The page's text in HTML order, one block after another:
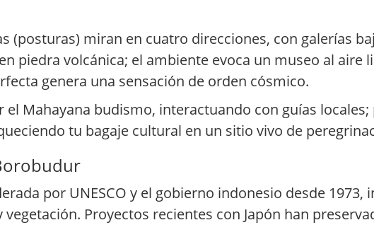
(posturas) miran en cuatro direcciones, con galerías
piedra volcánica; el ambiente evoca un museo al aire
genera una sensación de orden cósmico.
el Mahayana budismo, interactuando con guías
tu bagaje cultural en un sitio vivo de
por UNESCO y el gobierno indonesio desde 1973,
Proyectos recientes con Japón han